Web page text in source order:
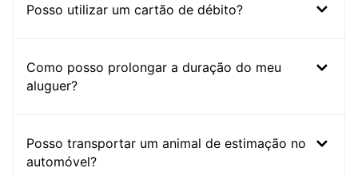
Posso utilizar um cartão de débito?
Como posso prolongar a duração do meu
aluguer?
Posso transportar um animal de estimação no
automóvel?